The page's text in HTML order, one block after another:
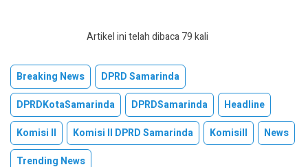
Artikel ini telah dibaca 79 kali
Breaking News
DPRD Samarinda
DPRDKotaSamarinda
DPRDSamarinda
Headline
Komisi II
Komisi II DPRD Samarinda KomisiII
News
Trending News